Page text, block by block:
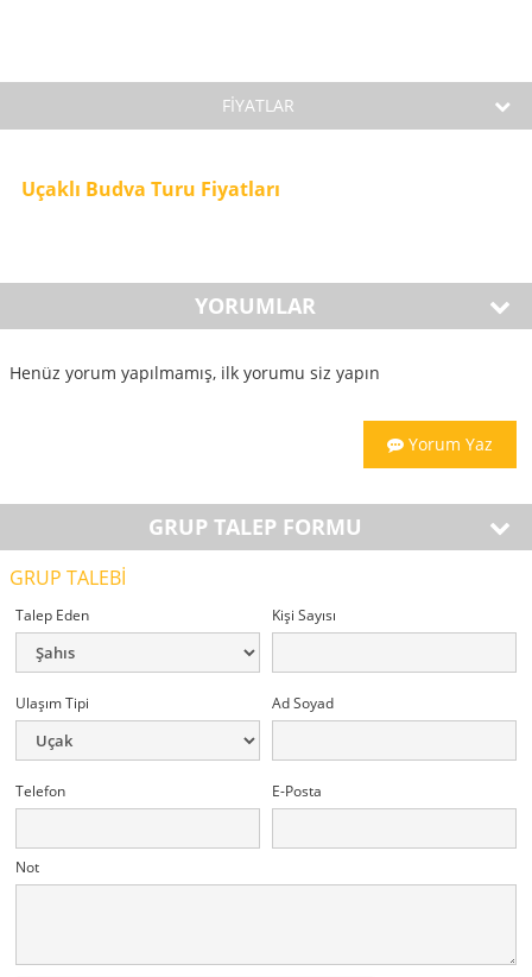
FİYATLAR
Uçaklı Budva Turu Fiyatları
YORUMLAR
Henüz yorum yapılmamış, ilk yorumu siz yapın
Yorum Yaz
GRUP TALEP FORMU
GRUP TALEBİ
Talep Eden Kişi Sayısı
Ulaşım Tipi Ad Soyad
Telefon E-Posta
Not